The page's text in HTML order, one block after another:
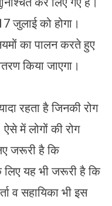
जुलाई को होगा।
का पालन करते हुए
किया जाएगा।
रहता है जिनकी रोग
में लोगों की रोग
जरूरी है कि
लिए यह भी जरूरी है कि
व सहायिका भी इस